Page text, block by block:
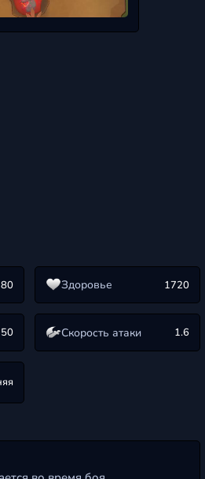
80 Здоровье 1720
50 Скорость атаки 1.6